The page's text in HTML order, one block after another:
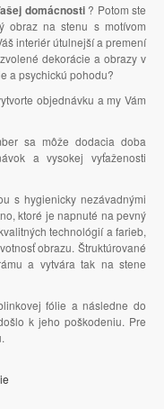
domácnosti ? Potom ste
obraz na stenu s motívom
interiér útulnejší a premení
dekorácie a obrazy v
a psychickú pohodu?
objednávku a my Vám
sa môže dodacia doba
a vysokej vyťaženosti
s hygienicky nezávadnými
ktoré je napnuté na pevný
technológií a farieb,
obrazu. Štruktúrované
a vytvára tak na stene
fólie a následne do
k jeho poškodeniu. Pre